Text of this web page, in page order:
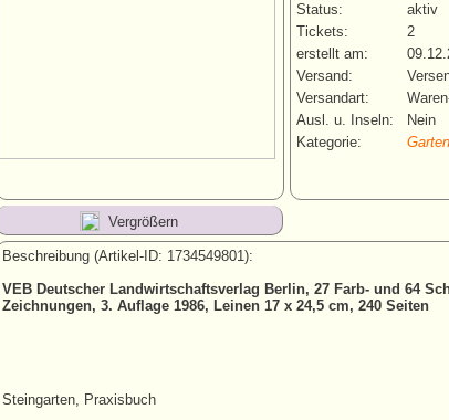
Status:
aktiv
Tickets:
2
erstellt am:
Versand:
Versandart:
Ausl. u. Inseln:
Nein
Kategorie:
Vergrößern
Beschreibung (Artikel-ID: 1734549801):
VEB Deutscher Landwirtschaftsverlag Berlin, 27 Farb- und 64
Zeichnungen, 3. Auflage 1986, Leinen 17 x 24,5 cm, 240 Seiten
Steingarten, Praxisbuch